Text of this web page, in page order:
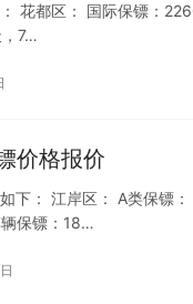
： 花都区： 国际保镖：
7…
价格报价
下： 江岸区： A类保镖
保镖：18…